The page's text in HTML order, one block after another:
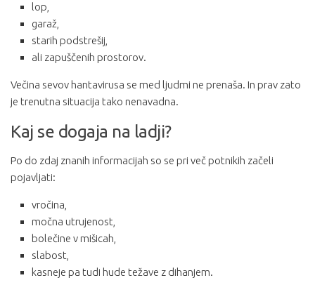
lop,
garaž,
starih podstrešij,
ali zapuščenih prostorov.
Večina sevov hantavirusa se med ljudmi ne prenaša. In prav zato
je trenutna situacija tako nenavadna.
Kaj se dogaja na ladji?
Po do zdaj znanih informacijah so se pri več potnikih začeli
pojavljati:
vročina,
močna utrujenost,
bolečine v mišicah,
slabost,
kasneje pa tudi hude težave z dihanjem.